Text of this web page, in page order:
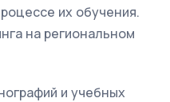
их обучения.
на региональном
и учебных